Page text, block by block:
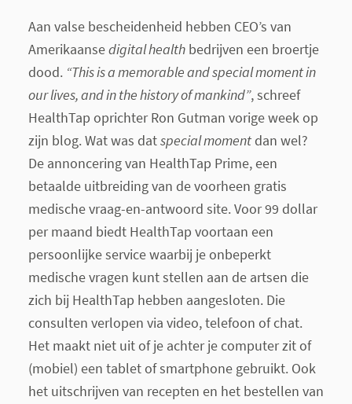
Aan valse bescheidenheid hebben CEO’s van
Amerikaansedigital healthbedrijven een broertje
dood. “This is a memorable and special moment in
our lives, and in the history of mankind”, schreef
HealthTap oprichter Ron Gutman vorige week op
zijn blog. Wat was datspecial momentdan wel?
De annoncering van HealthTap Prime, een
betaalde uitbreiding van de voorheen gratis
medische vraag-en-antwoord site. Voor 99 dollar
per maand biedt HealthTap voortaan een
persoonlijke service waarbij je onbeperkt
medische vragen kunt stellen aan de artsen die
zich bij HealthTap hebben aangesloten. Die
consulten verlopen via video, telefoon of chat.
Het maakt niet uit of je achter je computer zit of
(mobiel) een tablet of smartphone gebruikt. Ook
het uitschrijven van recepten en het bestellen van